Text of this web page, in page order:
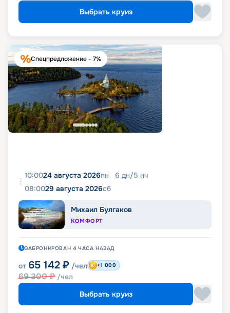
Выбрать круиз
Спецпредложение - 7%
10:0024 августа 2026пн 6 дн/5 нч
08:0029 августа 2026сб
Михаил Булгаков
КОМФОРТ
ЗАБРОНИРОВАН 4 ЧАСА НАЗАД
от 65 142 ₽ /чел
69 300₽ /чел
+1 000
Выбрать круиз